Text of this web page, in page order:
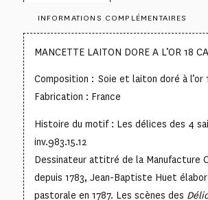
INFORMATIONS COMPLÉMENTAIRES
MANCETTE LAITON DORE A L’OR 18
Composition : Soie et laiton doré à l’or
Fabrication : France
Histoire du motif : Les délices des 4
inv.983.15.12
Dessinateur attitré de la Manufacture
depuis 1783, Jean-Baptiste Huet
pastorale en 1787. Les scènes des